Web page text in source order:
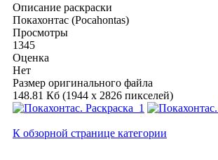
Описание раскраски
Покахонтас (Pocahontas)
Просмотры
1345
Оценка
Нет
Размер оригинального файла
148.81 Кб (1944 x 2826 пикселей)
К обзорной странице категории